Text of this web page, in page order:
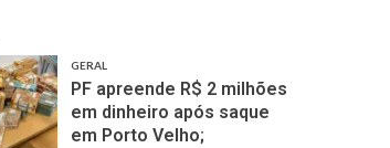
GERAL
PF apreende R$ 2 milhões
em dinheiro após saque
em Porto Velho;